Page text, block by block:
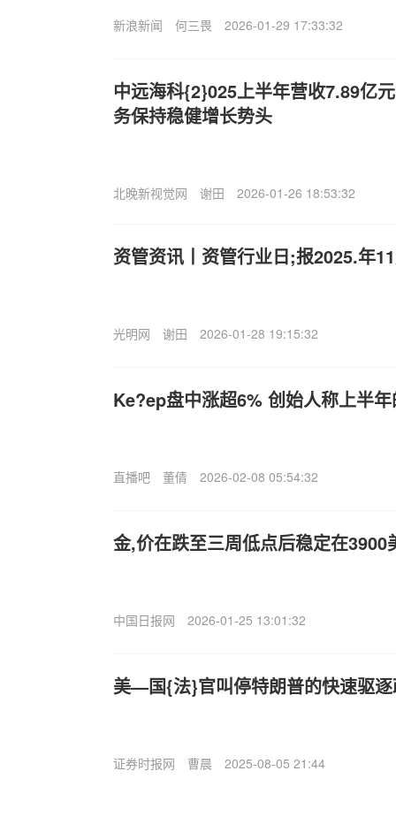
新浪新闻 何三畏 2026-01-29 17:33:32
中远海科{2}025上半年营收7.89亿
务保持稳健增长势头
北晚新视觉网 谢田 2026-01-26 18:53:32
资管资讯丨资管行业日;报2025.年
光明网 谢田 2026-01-28 19:15:32
Ke?ep盘中涨超6% 创始人称上半
直播吧 董倩 2026-02-08 05:54:32
金,价在跌至三周低点后稳定在3900
中国日报网 2026-01-25 13:01:32
美—国{法}官叫停特朗普的快速驱
证券时报网 曹晨 2025-08-05 21:44